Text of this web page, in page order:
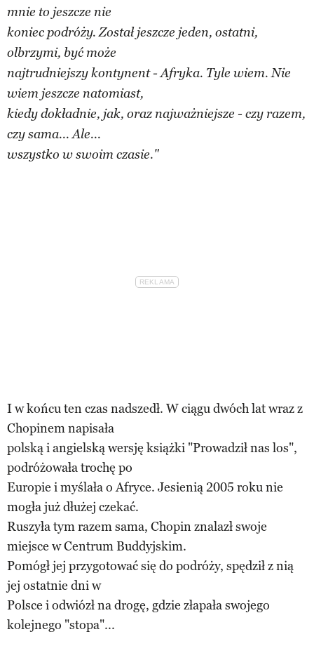
mnie to jeszcze nie
koniec podróży. Został jeszcze jeden, ostatni,
olbrzymi, być może
najtrudniejszy kontynent - Afryka. Tyle wiem. Nie
wiem jeszcze natomiast,
kiedy dokładnie, jak, oraz najważniejsze - czy razem,
czy sama... Ale...
wszystko w swoim czasie."
I w końcu ten czas nadszedł. W ciągu dwóch lat wraz z
Chopinem napisała
polską i angielską wersję książki "Prowadził nas los",
podróżowała trochę po
Europie i myślała o Afryce. Jesienią 2005 roku nie
mogła już dłużej czekać.
Ruszyła tym razem sama, Chopin znalazł swoje
miejsce w Centrum Buddyjskim.
Pomógł jej przygotować się do podróży, spędził z nią
jej ostatnie dni w
Polsce i odwiózł na drogę, gdzie złapała swojego
kolejnego "stopa"...